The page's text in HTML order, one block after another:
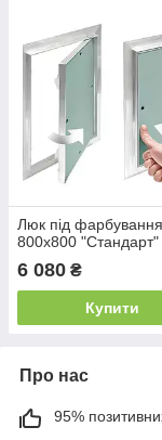
Люк під фарбування
800х800 "Стандарт"
6 080 ₴
Купити
Про нас
95%